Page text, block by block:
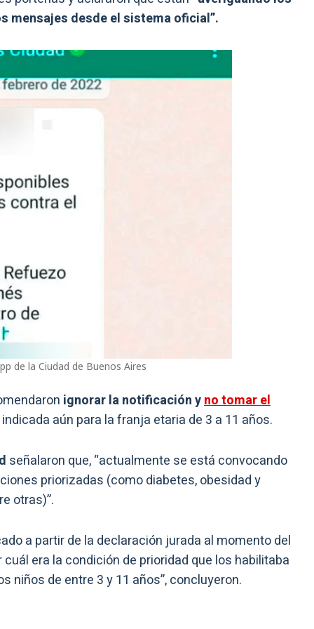
mensajes desde el sistema oficial”.
de la Ciudad de Buenos Aires
ignorar la notificación yno tomar el
aún para la franja etaria de 3 a 11 años.
señalaron que, “actualmente se está convocando
priorizadas (como diabetes, obesidad y
otras)”.
a partir de la declaración jurada al momento del
era la condición de prioridad que los habilitaba
niños de entre 3 y 11 años”, concluyeron.